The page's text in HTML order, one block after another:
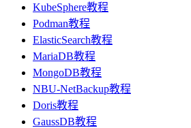
KubeSphere教程
Podman教程
ElasticSearch教程
MariaDB教程
MongoDB教程
NBU-NetBackup教程
Doris教程
GaussDB教程